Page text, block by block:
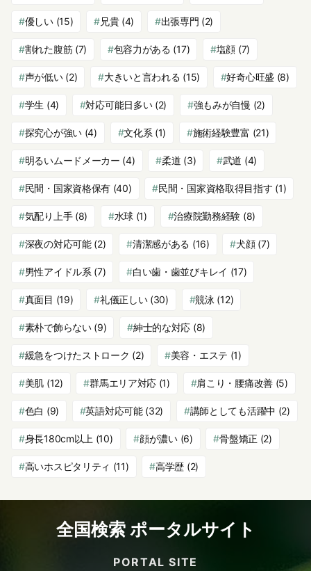
優しい(15) 兄貴(4) 出張専門 (2)
割れた腹筋(7) 包容力がある (17) 塩顔 (7)
声が低い(2) 大きいと言われる (15) 好奇心旺盛 (8)
学生 (4) 対応可能日多い(2) 強もみが自慢 (2)
探究心が強い(4) 文化系 (1) 施術経験豊富 (21)
明るいムードメーカー (4) 柔道 (3) 武道 (4)
民間・国家資格保有 (40) 民間・国家資格取得目指す (1)
気配り上手(8) 水球(1) 治療院勤務経験 (8)
深夜の対応可能(2) 清潔感がある (16) 犬顔(7)
男性アイドル系 (7) 白い歯・歯並びキレイ (17)
真面目 (19) 礼儀正しい(30) 競泳 (12)
素朴で飾らない(9) 紳士的な対応 (8)
緩急をつけたストローク (2) 美容・エステ (1)
美肌 (12) 群馬エリア対応 (1) 肩こり・腰痛改善(5)
色白 (9) 英語対応可能(32) 講師としても活躍中 (2)
身長180cm以上 (10) 顔が濃い(6) 骨盤矯正 (2)
高いホスピタリティ (11) 高学歴 (2)
全国検索 ポータルサイト
PORTAL SITE